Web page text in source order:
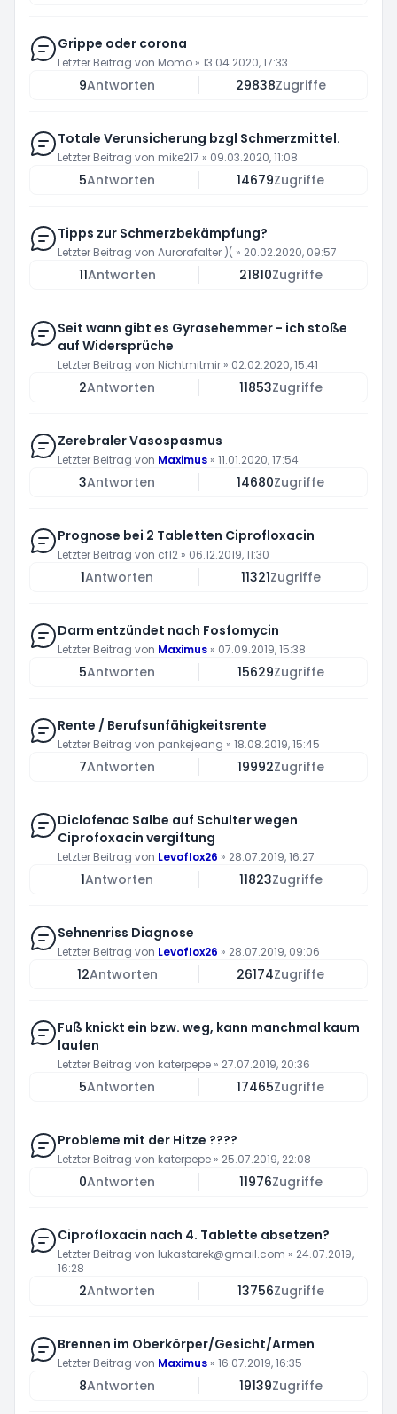
Grippe oder corona
Letzter Beitrag von Momo » 13.04.2020, 17:33
9Antworten 29838Zugriffe
Totale Verunsicherung bzgl Schmerzmittel.
Letzter Beitrag von mike217 » 09.03.2020, 11:08
5Antworten 14679Zugriffe
Tipps zur Schmerzbekämpfung?
Letzter Beitrag von Aurorafalter )( » 20.02.2020, 09:57
11Antworten 21810Zugriffe
Seit wann gibt es Gyrasehemmer - ich stoße
auf Widersprüche
Letzter Beitrag von Nichtmitmir » 02.02.2020, 15:41
2Antworten 11853Zugriffe
Zerebraler Vasospasmus
Letzter Beitrag von Maximus » 11.01.2020, 17:54
3Antworten 14680Zugriffe
Prognose bei 2 Tabletten Ciprofloxacin
Letzter Beitrag von cf12 » 06.12.2019, 11:30
1Antworten 11321Zugriffe
Darm entzündet nach Fosfomycin
Letzter Beitrag von Maximus » 07.09.2019, 15:38
5Antworten 15629Zugriffe
Rente / Berufsunfähigkeitsrente
Letzter Beitrag von pankejeang » 18.08.2019, 15:45
7Antworten 19992Zugriffe
Diclofenac Salbe auf Schulter wegen
Ciprofoxacin vergiftung
Letzter Beitrag von Levoflox26 » 28.07.2019, 16:27
1Antworten 11823Zugriffe
Sehnenriss Diagnose
Letzter Beitrag von Levoflox26 » 28.07.2019, 09:06
12Antworten 26174Zugriffe
Fuß knickt ein bzw. weg, kann manchmal kaum
laufen
Letzter Beitrag von katerpepe » 27.07.2019, 20:36
5Antworten 17465Zugriffe
Probleme mit der Hitze ????
Letzter Beitrag von katerpepe » 25.07.2019, 22:08
0Antworten 11976Zugriffe
Ciprofloxacin nach 4. Tablette absetzen?
Letzter Beitrag von lukastarek@gmail.com » 24.07.2019,
16:28
2Antworten 13756Zugriffe
Brennen im Oberkörper/Gesicht/Armen
Letzter Beitrag von Maximus » 16.07.2019, 16:35
8Antworten 19139Zugriffe